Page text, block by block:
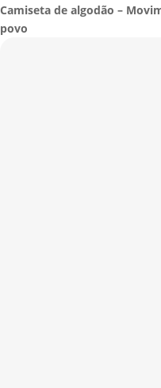
Camiseta de algodão –
povo